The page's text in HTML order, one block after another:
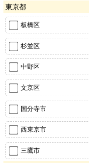
東京都
板橋区
杉並区
中野区
文京区
国分寺市
西東京市
三鷹市